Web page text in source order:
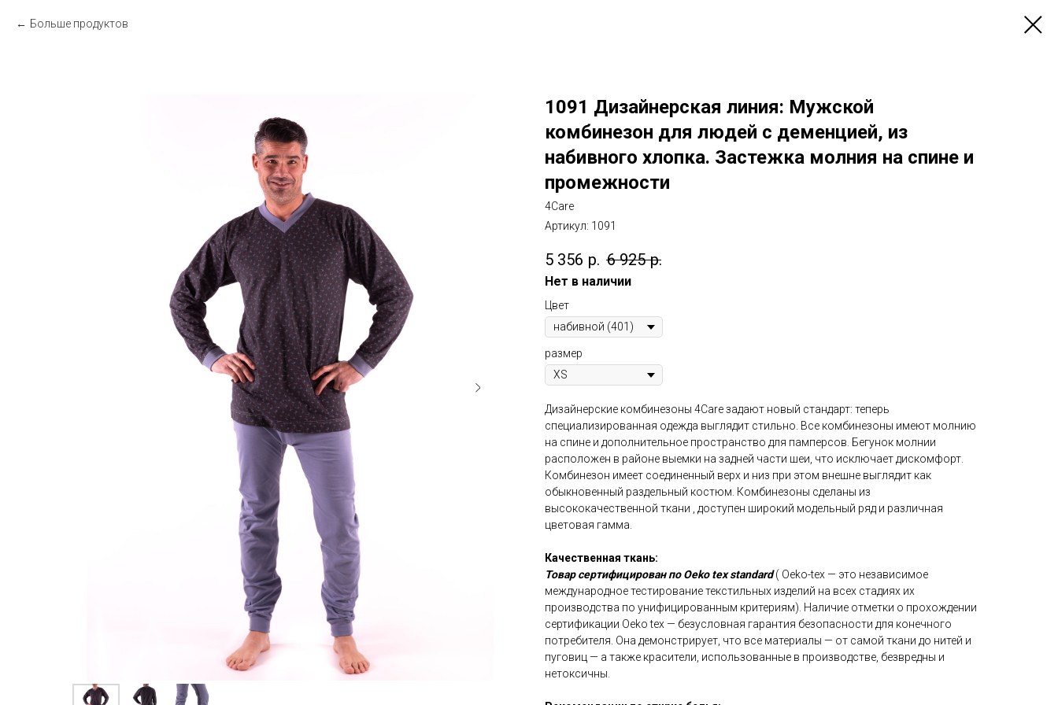
Больше продуктов
1091 Дизайнерская линия: Мужской
комбинезон для людей с деменцией, из
набивного хлопка. Застежка молния на спине и
промежности
4Care
Артикул: 1091
5 356 р. 6 925 р.
Нет в наличии
Цвет
размер
Дизайнерские комбинезоны 4Сare задают новый стандарт: теперь
специализированная одежда выглядит стильно. Все комбинезоны имеют молнию
на спине и дополнительное пространство для памперсов. Бегунок молнии
расположен в районе выемки на задней части шеи, что исключает дискомфорт.
Комбинезон имеет соединенный верх и низ при этом внешне выглядит как
обыкновенный раздельный костюм. Комбинезоны сделаны из
высококачественной ткани , доступен широкий модельный ряд и различная
цветовая гамма.
Качественная ткань:
Товар сертифицирован по Oeko tex standard( Oeko-tex — это независимое
международное тестирование текстильных изделий на всех стадиях их
производства по унифицированным критериям). Наличие отметки о прохождении
сертификации Oeko tex — безусловная гарантия безопасности для конечного
потребителя. Она демонстрирует, что все материалы — от самой ткани до нитей и
пуговиц — а также красители, использованные в производстве, безвредны и
нетоксичны.